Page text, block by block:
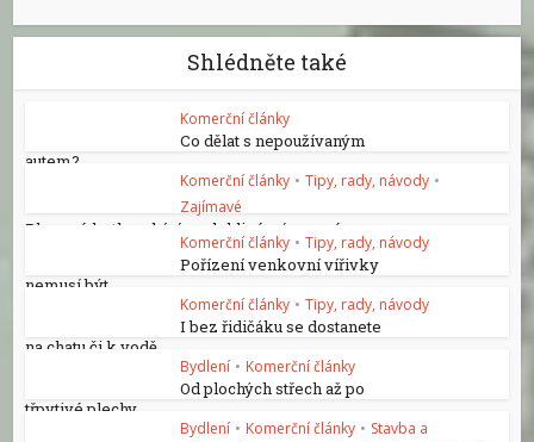
Shlédněte také
Komerční články
Co dělat s nepoužívaným
autem?
Komerční články • Tipy, rady, návody •
Zajímavé
Plynové kotle nabízí spolehlivé a úsporné...
Komerční články • Tipy, rady, návody
Pořízení venkovní vířivky
nemusí být...
Komerční články • Tipy, rady, návody
I bez řidičáku se dostanete
na chatu či k vodě
Bydlení • Komerční články
Od plochých střech až po
třpytivé plechy
Bydlení • Komerční články • Stavba a